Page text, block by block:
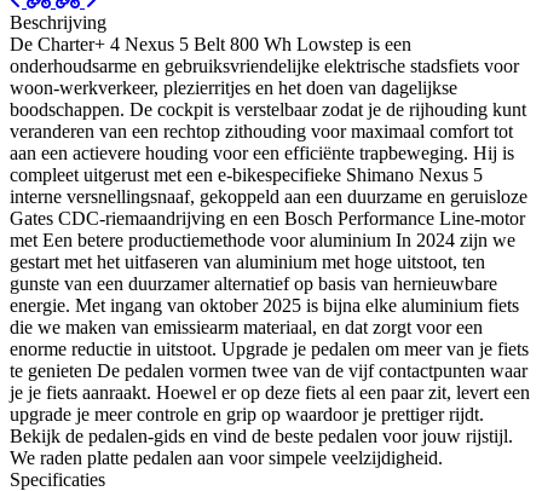
Beschrijving
De Charter+ 4 Nexus 5 Belt 800 Wh Lowstep is een
onderhoudsarme en gebruiksvriendelijke elektrische stadsfiets voor
woon-werkverkeer, plezierritjes en het doen van dagelijkse
boodschappen. De cockpit is verstelbaar zodat je de rijhouding kunt
veranderen van een rechtop zithouding voor maximaal comfort tot
aan een actievere houding voor een efficiënte trapbeweging. Hij is
compleet uitgerust met een e-bikespecifieke Shimano Nexus 5
interne versnellingsnaaf, gekoppeld aan een duurzame en geruisloze
Gates CDC-riemaandrijving en een Bosch Performance Line-motor
met Een betere productiemethode voor aluminium In 2024 zijn we
gestart met het uitfaseren van aluminium met hoge uitstoot, ten
gunste van een duurzamer alternatief op basis van hernieuwbare
energie. Met ingang van oktober 2025 is bijna elke aluminium fiets
die we maken van emissiearm materiaal, en dat zorgt voor een
enorme reductie in uitstoot. Upgrade je pedalen om meer van je fiets
te genieten De pedalen vormen twee van de vijf contactpunten waar
je je fiets aanraakt. Hoewel er op deze fiets al een paar zit, levert een
upgrade je meer controle en grip op waardoor je prettiger rijdt.
Bekijk de pedalen-gids en vind de beste pedalen voor jouw rijstijl.
We raden platte pedalen aan voor simpele veelzijdigheid.
Specificaties